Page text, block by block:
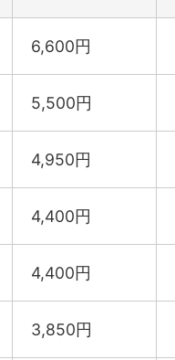
6,600円
5,500円
4,950円
4,400円
4,400円
3,850円